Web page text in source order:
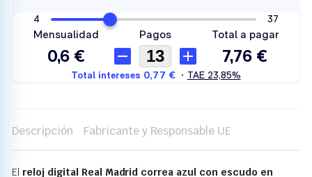
Descripción Fabricante y Responsable UE
El reloj digital Real Madrid correa azul con escudo en